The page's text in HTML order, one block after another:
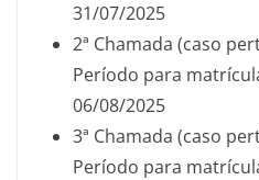
31/07/2025
2ª Chamada (caso
Período para
06/08/2025
3ª Chamada (caso
Período para